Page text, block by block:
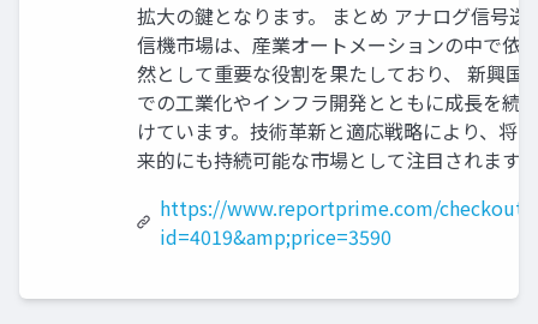
拡大の鍵となります。 まとめ アナログ信号送
信機市場は、産業オートメーションの中で依
然として重要な役割を果たしており、 新興国
での工業化やインフラ開発とともに成長を続
けています。技術革新と適応戦略により、将
来的にも持続可能な市場として注目されます。
https://www.reportprime.com/checkout?
id=4019&amp;price=3590